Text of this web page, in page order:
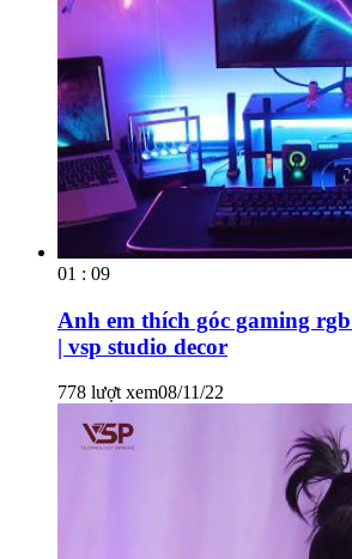
01 : 09
Anh em thích góc gaming
| vsp studio decor
778 lượt xem08/11/22